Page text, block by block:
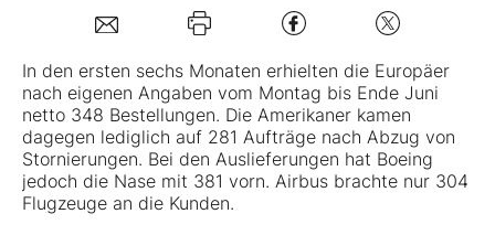
Folgen Sie uns
Kontakt
In den ersten sechs Monaten erhielten die Europäer
nach eigenen Angaben vom Montag bis Ende Juni
netto 348 Bestellungen. Die Amerikaner kamen
dagegen lediglich auf 281 Aufträge nach Abzug von
Stornierungen. Bei den Auslieferungen hat Boeing
jedoch die Nase mit 381 vorn. Airbus brachte nur 304
Flugzeuge an die Kunden.